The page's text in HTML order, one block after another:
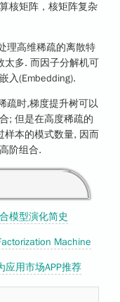
核矩阵，核矩阵复杂
理高维稀疏的离散特
太多. 而因子分解机可
入(Embedding).
疏时,梯度提升树可以
; 但是在高度稀疏的
样本的模式数量, 因而
阶组合.
模型演化简史
Machine
应用市场APP推荐